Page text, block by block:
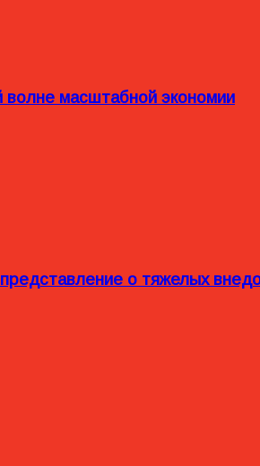
волне масштабной экономии
о тяжелых